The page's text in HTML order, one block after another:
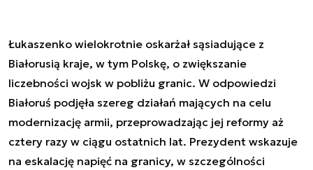
Łukaszenko wielokrotnie oskarżał sąsiadujące z
Białorusią kraje, w tym Polskę, o zwiększanie
liczebności wojsk w pobliżu granic. W odpowiedzi
Białoruś podjęła szereg działań mających na celu
modernizację armii, przeprowadzając jej reformy aż
cztery razy w ciągu ostatnich lat. Prezydent wskazuje
na eskalację napięć na granicy, w szczególności